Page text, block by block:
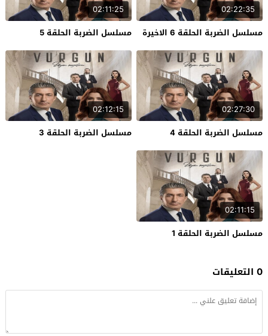
02:22:35
مسلسل الضربة الحلقة 6 الاخيرة
02:11:25
مسلسل الضربة الحلقة 5
02:27:30
مسلسل الضربة الحلقة 4
02:12:15
مسلسل الضربة الحلقة 3
02:11:15
مسلسل الضربة الحلقة 1
0 التعليقات